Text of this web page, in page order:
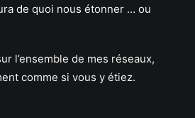
de quoi nous étonner … ou
l’ensemble de mes réseaux,
comme si vous y étiez.